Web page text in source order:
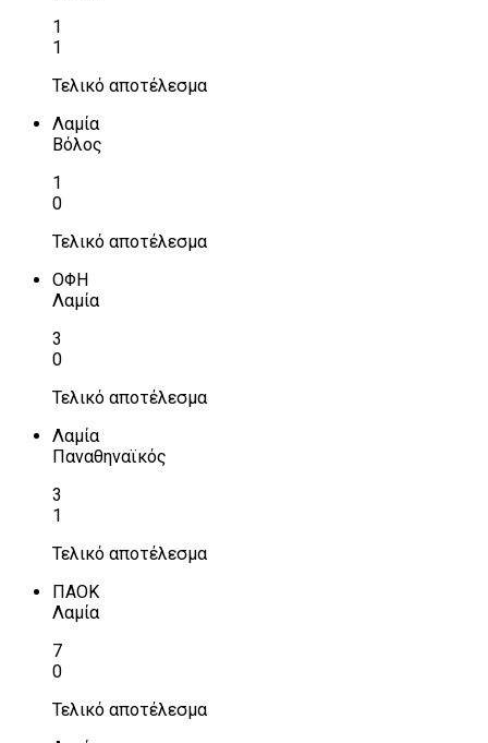
1
1
Τελικό αποτέλεσμα
Λαμία
Βόλος
1
0
Τελικό αποτέλεσμα
ΟΦΗ
Λαμία
3
0
Τελικό αποτέλεσμα
Λαμία
Παναθηναϊκός
3
1
Τελικό αποτέλεσμα
ΠΑΟΚ
Λαμία
7
0
Τελικό αποτέλεσμα